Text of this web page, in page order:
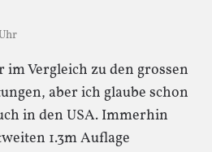
Vergleich zu den grossen
aber ich glaube schon
in den USA. Immerhin
1.3m Auflage